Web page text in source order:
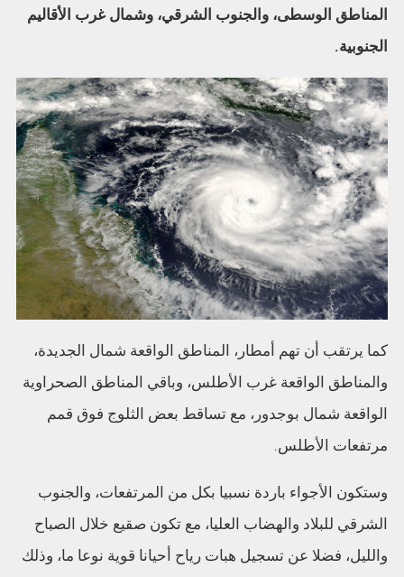
المناطق الوسطى، والجنوب الشرقي، وشمال غرب الأقاليم
الجنوبية.
كما يرتقب أن تهم أمطار، المناطق الواقعة شمال الجديدة،
والمناطق الواقعة غرب الأطلس، وباقي المناطق الصحراوية
الواقعة شمال بوجدور، مع تساقط بعض الثلوج فوق قمم
مرتفعات الأطلس.
وستكون الأجواء باردة نسبيا بكل من المرتفعات، والجنوب
الشرقي للبلاد والهضاب العليا، مع تكون صقيع خلال الصباح
والليل، فضلا عن تسجيل هبات رياح أحيانا قوية نوعا ما، وذلك